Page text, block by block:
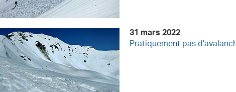
31 mars 2022
Pratiquement pas